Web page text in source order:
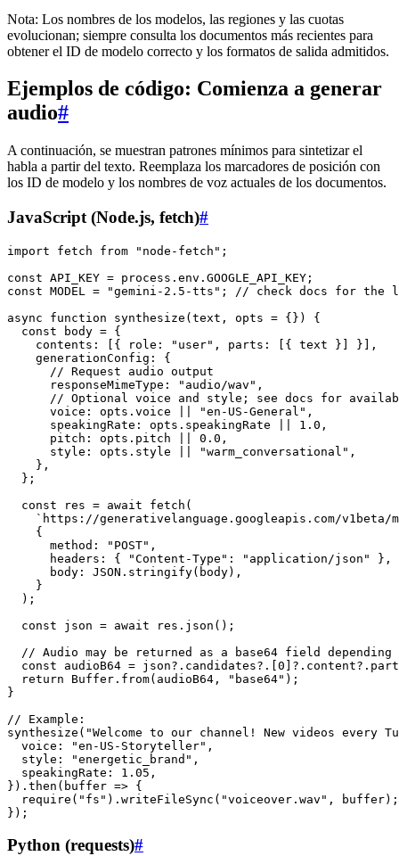
Nota: Los nombres de los modelos, las regiones y las cuotas
evolucionan; siempre consulta los documentos más recientes para
obtener el ID de modelo correcto y los formatos de salida admitidos.
Ejemplos de código: Comienza a generar
audio#
A continuación, se muestran patrones mínimos para sintetizar el
habla a partir del texto. Reemplaza los marcadores de posición con
los ID de modelo y los nombres de voz actuales de los documentos.
JavaScript (Node.js, fetch)#
import fetch from "node-fetch";
const API_KEY = process.env.GOOGLE_API_KEY;
const MODEL = "gemini-2.5-tts"; // check docs for the
async function synthesize(text, opts = {}) {
  const body = {
    contents: [{ role: "user", parts: [{ text }] }],
    generationConfig: {
      // Request audio output
      responseMimeType: "audio/wav",
// Optional voice and style; see docs for
      voice: opts.voice || "en-US-General",
      speakingRate: opts.speakingRate || 1.0,
      pitch: opts.pitch || 0.0,
      style: opts.style || "warm_conversational",
    },
  };
  const res = await fetch(
`https://generativelanguage.googleapis.com/
    {
      method: "POST",
      headers: { "Content-Type": "application/json" },
      body: JSON.stringify(body),
    }
  );
  const json = await res.json();
// Audio may be returned as a base64 field depending
const audioB64 =
  return Buffer.from(audioB64, "base64");
}
// Example:
synthesize("Welcome to our channel! New videos every
  voice: "en-US-Storyteller",
  style: "energetic_brand",
  speakingRate: 1.05,
}).then(buffer => {
  require("fs").writeFileSync("voiceover.wav", buffer);
Python (requests)#